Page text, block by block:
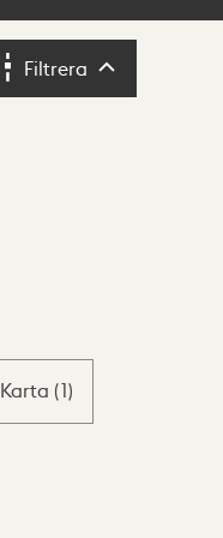
Filtrera Filtrera
Karta (1)